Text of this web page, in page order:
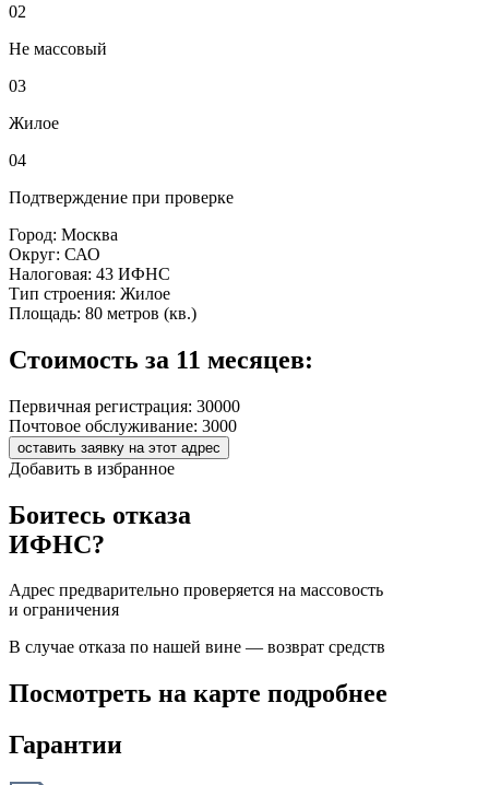
02
Не массовый
03
Жилое
04
Подтверждение при проверке
Город: Москва
Округ: САО
Налоговая: 43 ИФНС
Тип строения: Жилое
Площадь: 80 метров (кв.)
Стоимость за 11 месяцев:
Первичная регистрация: 30000
Почтовое обслуживание: 3000
оставить заявку на этот адрес
Добавить в избранное
Боитесь отказа
ИФНС?
Адрес предварительно проверяется на массовость
и ограничения
В случае отказа по нашей вине — возврат средств
Посмотреть на карте подробнее
Гарантии